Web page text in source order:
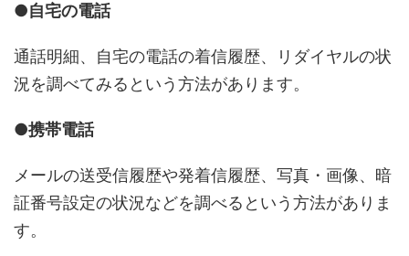
●自宅の電話
通話明細、自宅の電話の着信履歴、リダイヤルの状
況を調べてみるという方法があります。
●携帯電話
メールの送受信履歴や発着信履歴、写真・画像、暗
証番号設定の状況などを調べるという方法がありま
す。